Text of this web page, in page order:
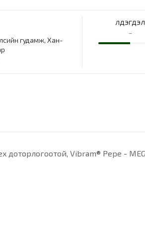
гудамж, Хан-
Үлдэгдэл
-
доторлогоотой, Vibram® Pepe -